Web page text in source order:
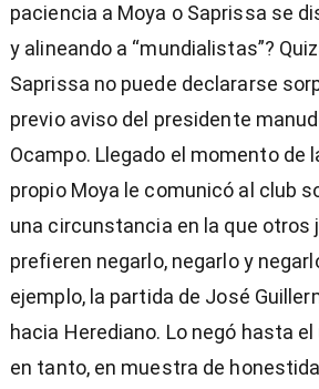
paciencia a Moya o Saprissa se
y alineando a “mundialistas”?
Saprissa no puede declararse
previo aviso del presidente
Ocampo. Llegado el momento de
propio Moya le comunicó al club
una circunstancia en la que otros
prefieren negarlo, negarlo y
ejemplo, la partida de José
hacia Herediano. Lo negó hasta
en tanto, en muestra de